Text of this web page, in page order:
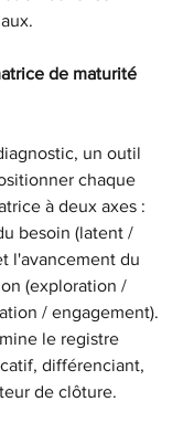
de maturité
un outil
chaque
à deux axes :
besoin (latent /
l'avancement du
(exploration /
/ engagement).
le registre
différenciant,
de clôture.